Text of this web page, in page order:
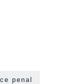
penal